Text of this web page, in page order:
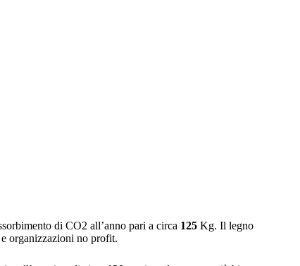
di CO2 all’anno pari a circa 125 Kg. Il legno
organizzazioni no profit.